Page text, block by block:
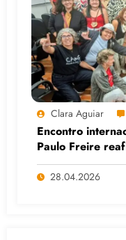
Clara Aguiar
Encontro
Paulo Freire
educador
28.04.2026